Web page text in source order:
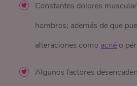
Constantes dolores
hombros; además de que
alteraciones como acné o
Algunos factores